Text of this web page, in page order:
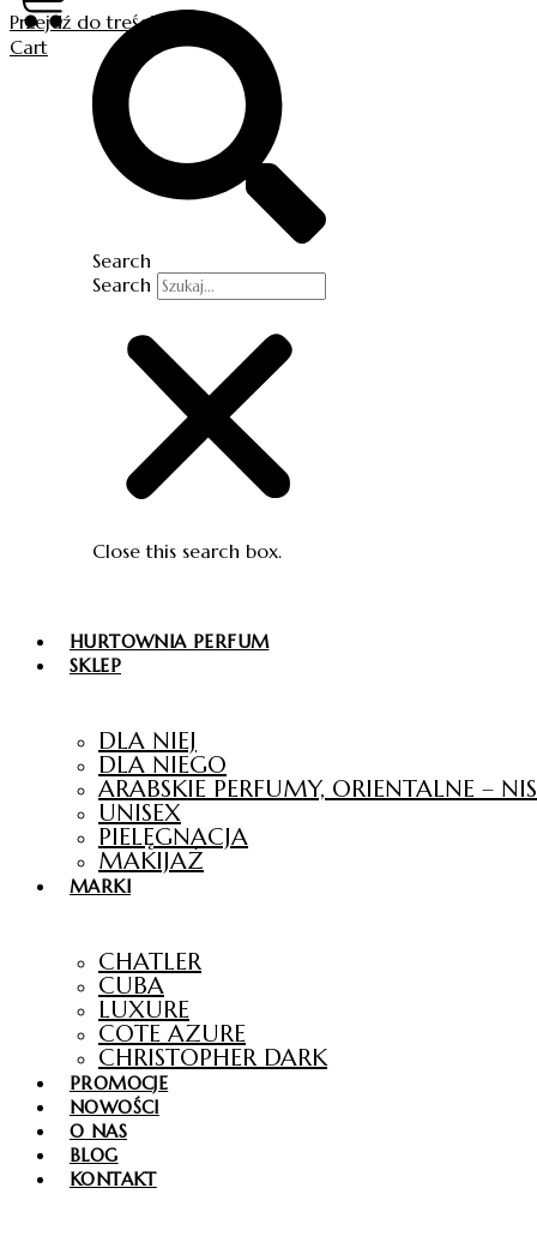
Przejdź do treści
HURTOWNIA PERFUM
SKLEP
DLA NIEJ
DLA NIEGO
ARABSKIE PERFUMY, ORIENTALNE –
UNISEX
PIELĘGNACJA
MAKIJAŻ
MARKI
CHATLER
CUBA
LUXURE
COTE AZURE
CHRISTOPHER DARK
PROMOCJE
NOWOŚCI
O NAS
BLOG
KONTAKT
Search
Search
Close this search box.
Cart